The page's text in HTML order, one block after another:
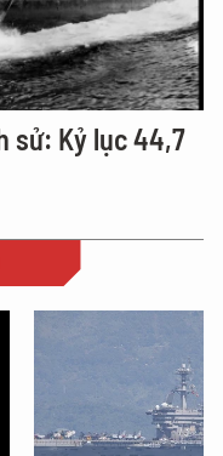
sử: Kỷ lục 44,7